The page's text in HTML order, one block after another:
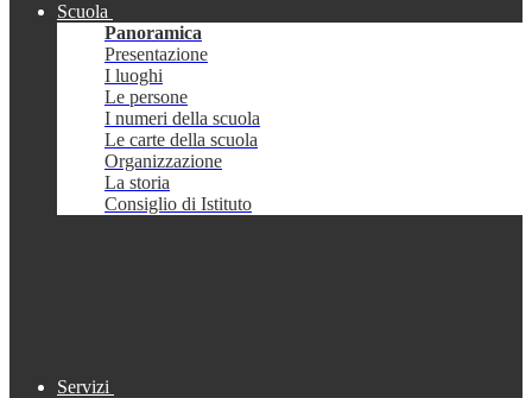
Scuola
Panoramica
Presentazione
I luoghi
Le persone
I numeri della scuola
Le carte della scuola
Organizzazione
La storia
Consiglio di Istituto
Servizi